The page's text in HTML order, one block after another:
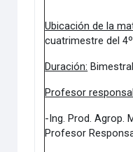
Ubicación de la
cuatrimestre del
Duración: Bimestral
Profesor
-Ing. Prod. Agrop.
Profesor